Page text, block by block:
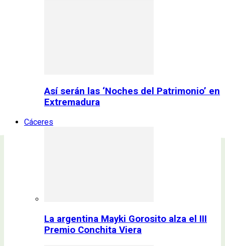
Así serán las ‘Noches del Patrimonio’ en
Extremadura
Cáceres
La argentina Mayki Gorosito alza el III
Premio Conchita Viera